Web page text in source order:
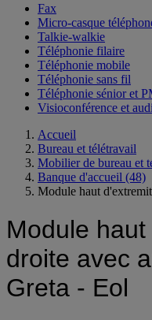
Fax
Micro-casque
Talkie-walkie
Téléphonie filaire
Téléphonie mobile
Téléphonie sans fil
Téléphonie sénior et
Visioconférence et
Accueil
Bureau et télétravail
Mobilier de bureau et
Banque d'accueil (48)
Module haut
Module
droite avec
Greta - Eol